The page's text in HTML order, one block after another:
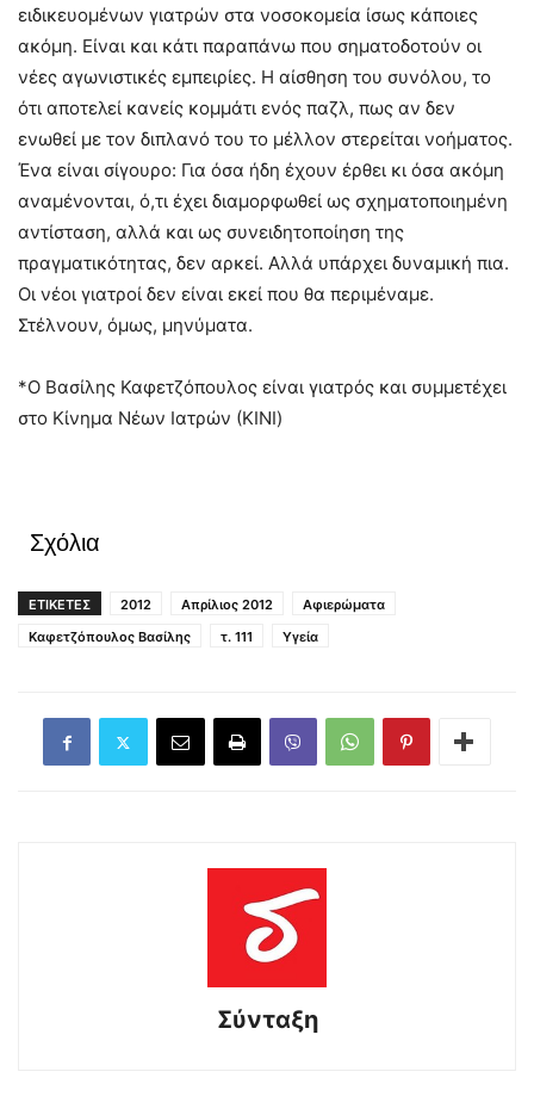
ειδικευομένων γιατρών στα νοσοκομεία ίσως κάποιες
ακόμη. Είναι και κάτι παραπάνω που σηματοδοτούν οι
νέες αγωνιστικές εμπειρίες. Η αίσθηση του συνόλου, το
ότι αποτελεί κανείς κομμάτι ενός παζλ, πως αν δεν
ενωθεί με τον διπλανό του το μέλλον στερείται νοήματος.
Ένα είναι σίγουρο: Για όσα ήδη έχουν έρθει κι όσα ακόμη
αναμένονται, ό,τι έχει διαμορφωθεί ως σχηματοποιημένη
αντίσταση, αλλά και ως συνειδητοποίηση της
πραγματικότητας, δεν αρκεί. Αλλά υπάρχει δυναμική πια.
Οι νέοι γιατροί δεν είναι εκεί που θα περιμέναμε.
Στέλνουν, όμως, μηνύματα.
*Ο Βασίλης Καφετζόπουλος είναι γιατρός και συμμετέχει
στο Κίνημα Νέων Ιατρών (ΚΙΝΙ)
Σχόλια
ΕΤΙΚΕΤΕΣ 2012 Απρίλιος 2012
Αφιερώματα
Καφετζόπουλος Βασίλης
τ. 111 Υγεία
Σύνταξη